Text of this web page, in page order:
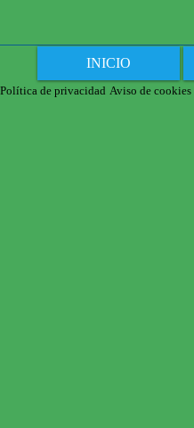
INICIO
Política de privacidad Aviso de cookies